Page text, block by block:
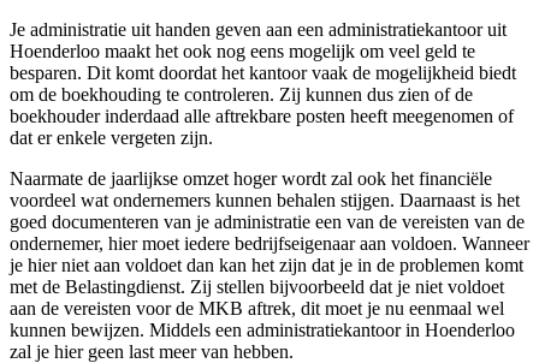
Je administratie uit handen geven aan een administratiekantoor uit
Hoenderloo maakt het ook nog eens mogelijk om veel geld te
besparen. Dit komt doordat het kantoor vaak de mogelijkheid biedt
om de boekhouding te controleren. Zij kunnen dus zien of de
boekhouder inderdaad alle aftrekbare posten heeft meegenomen of
dat er enkele vergeten zijn.
Naarmate de jaarlijkse omzet hoger wordt zal ook het financiële
voordeel wat ondernemers kunnen behalen stijgen. Daarnaast is het
goed documenteren van je administratie een van de vereisten van de
ondernemer, hier moet iedere bedrijfseigenaar aan voldoen. Wanneer
je hier niet aan voldoet dan kan het zijn dat je in de problemen komt
met de Belastingdienst. Zij stellen bijvoorbeeld dat je niet voldoet
aan de vereisten voor de MKB aftrek, dit moet je nu eenmaal wel
kunnen bewijzen. Middels een administratiekantoor in Hoenderloo
zal je hier geen last meer van hebben.